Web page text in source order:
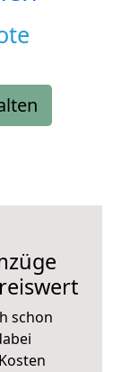
schon